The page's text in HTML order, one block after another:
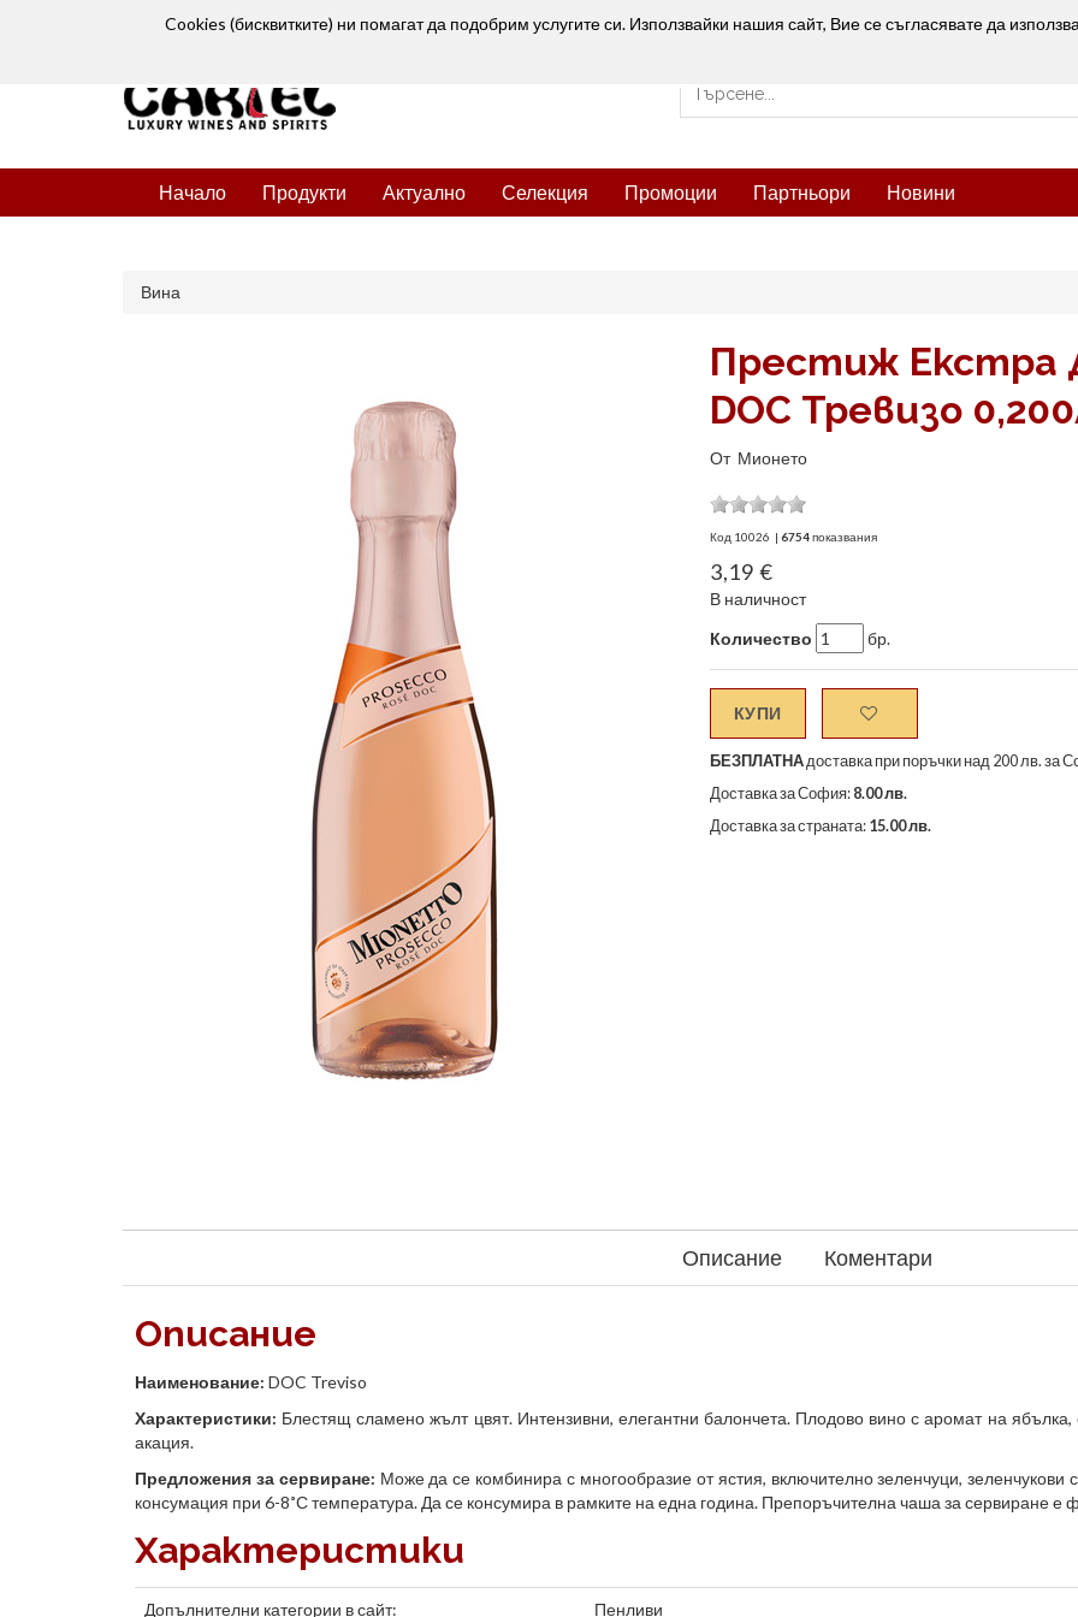
Cookies (бисквитките) ни помагат да подобрим услугите си. Използвайки нашия сайт, Вие се съгласявате да
Начало Продукти Актуално Селекция Промоции Партньори Новини
Вина
Престиж Екстра
DOC Тревизо
От Мионето
Код 10026 | 6754показвания
3,19 €
В наличност
Количество
бр.
КУПИ
БЕЗПЛАТНАдоставка при поръчки над 200 лв. за
Доставка за София: 8.00 лв.
Доставка за страната: 15.00 лв.
Описание Коментари
Описание
Наименование: DOC Treviso
Характеристики: Блестящ сламено жълт цвят. Интензивни, елегантни балончета. Плодово вино с аромат на
акация.
Предложения за сервиране: Може да се комбинира с многообразие от ястия, включително зеленчуци,
консумация при 6-8˚С температура. Да се консумира в рамките на една година. Препоръчителна чаша за сервиране е
Характеристики
Допълнителни категории в сайт: Пенливи